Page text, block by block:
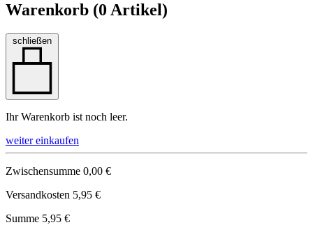
Warenkorb (0 Artikel)
schließen
Ihr Warenkorb ist noch leer.
weiter einkaufen
Zwischensumme 0,00 €
Versandkosten 5,95 €
Summe 5,95 €